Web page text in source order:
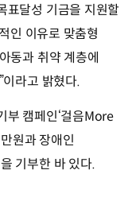
표달성 기금을 지원할
인 이유로 맞춤형
동과 취약 계층에
라고 밝혔다.
부 캠페인‘걸음More
원과 장애인
기부한 바 있다.